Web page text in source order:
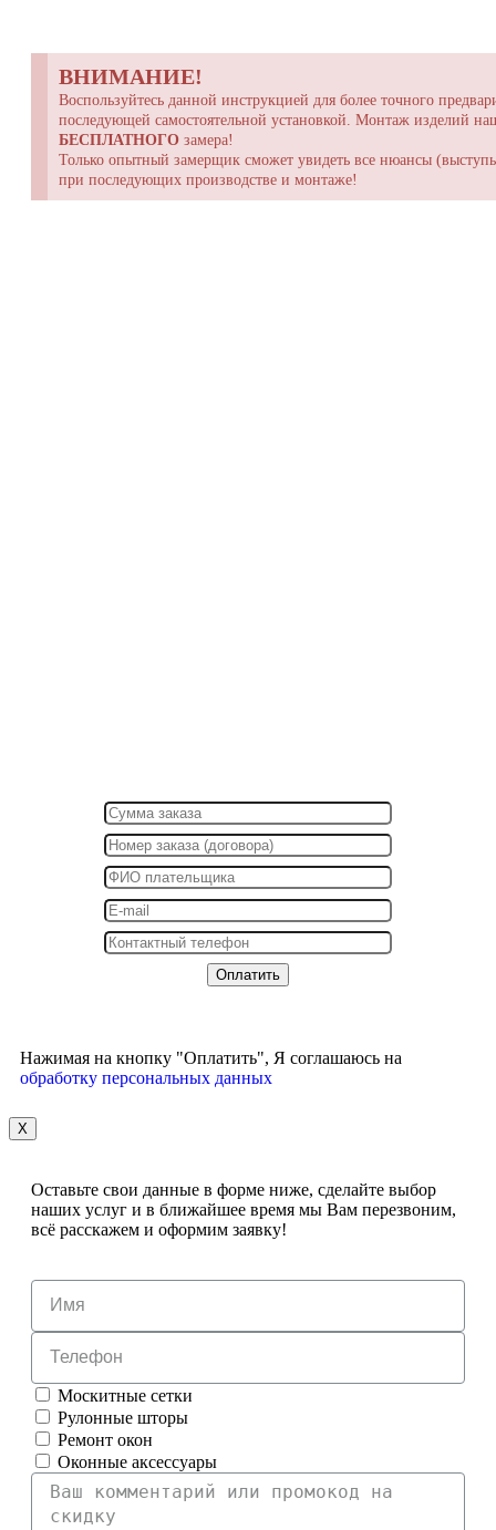
ВНИМАНИЕ!
Воспользуйтесь данной инструкцией для более точного
последующей самостоятельной установкой. Монтаж изделий
БЕСПЛАТНОГО замера!
Только опытный замерщик сможет увидеть все нюансы
при последующих производстве и монтаже!
Нажимая на кнопку "Оплатить", Я соглашаюсь на
обработку персональных данных
X
Оставьте свои данные в форме ниже, сделайте выбор
наших услуг и в ближайшее время мы Вам перезвоним,
всё расскажем и оформим заявку!
Москитные сетки
Рулонные шторы
Ремонт окон
Оконные аксессуары